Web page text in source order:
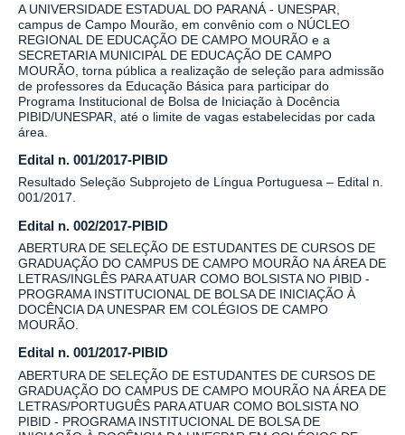
A UNIVERSIDADE ESTADUAL DO PARANÁ - UNESPAR,
campus de Campo Mourão, em convênio com o NÚCLEO
REGIONAL DE EDUCAÇÃO DE CAMPO MOURÃO e a
SECRETARIA MUNICIPAL DE EDUCAÇÃO DE CAMPO
MOURÃO, torna pública a realização de seleção para admissão
de professores da Educação Básica para participar do
Programa Institucional de Bolsa de Iniciação à Docência
PIBID/UNESPAR, até o limite de vagas estabelecidas por cada
área.
Edital n. 001/2017-PIBID
Resultado Seleção Subprojeto de Língua Portuguesa – Edital n.
001/2017.
Edital n. 002/2017-PIBID
ABERTURA DE SELEÇÃO DE ESTUDANTES DE CURSOS DE
GRADUAÇÃO DO CAMPUS DE CAMPO MOURÃO NA ÁREA DE
LETRAS/INGLÊS PARA ATUAR COMO BOLSISTA NO PIBID -
PROGRAMA INSTITUCIONAL DE BOLSA DE INICIAÇÃO À
DOCÊNCIA DA UNESPAR EM COLÉGIOS DE CAMPO
MOURÃO.
Edital n. 001/2017-PIBID
ABERTURA DE SELEÇÃO DE ESTUDANTES DE CURSOS DE
GRADUAÇÃO DO CAMPUS DE CAMPO MOURÃO NA ÁREA DE
LETRAS/PORTUGUÊS PARA ATUAR COMO BOLSISTA NO
PIBID - PROGRAMA INSTITUCIONAL DE BOLSA DE